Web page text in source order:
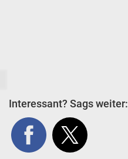
Interessant? Sags weiter: